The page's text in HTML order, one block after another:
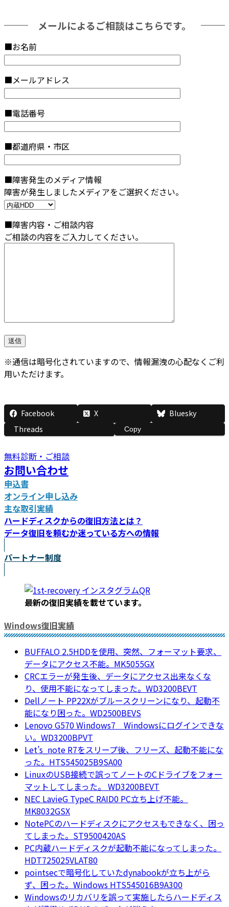
メールによるご相談はこちらです。
■お名前
■メールアドレス
■電話番号
■都道府県・市区
■障害発生のメディア情報
障害が発生しましたメディアをご選択ください。
■障害内容・ご相談内容
ご相談の内容をご入力してください。
※通信は暗号化されていますので、情報漏洩の心配なくご利
用いただけます。
Facebook X
Bluesky
Threads
Copy
無料診断・ご相談
お問い合わせ
申込書
オンライン申し込み
主な取引実績
ハードディスクからの復旧方法とは？
データ復旧を頼むか迷っている方への情報
パートナー制度
最新の復旧実績を載せています。
Windows復旧実績
BUFFALO 2.5HDDを使用、突然、フォーマット要求、
データにアクセス不能。MK5055GX
CRCエラーが発生後、データにアクセス出来なくな
り、使用不能になってしまった。WD3200BEVT
Dellノート PP22Xがブルースクリーンになり、起動不
能になり困った。WD2500BEVS
Lenovo G570 Windows7 Windowsにログインできな
い。WD3200BPVT
Let’s_note R7をスリープ後、フリーズ、起動不能にな
った。HTS545025B9SA00
LinuxのUSB接続で誤ってノートのCドライブをフォー
マットしてしまった。 WD3200BEVT
NEC LavieG TypeC RAID0 PC立ち上げ不能。
MK8032GSX
NotePCのハードディスクにアクセスもできなく、困っ
てしまった。ST9500420AS
PC内蔵ハードディスクが起動不能になってしまった。
HDT725025VLAT80
pointsecで暗号化していたdynabookが立ち上がら
ず、困った。Windows HTS545016B9A300
Windowsのリカバリを誤って実施したらハードディス